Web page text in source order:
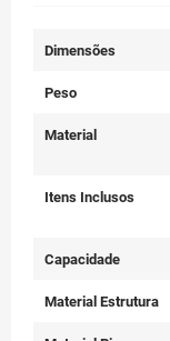
Dimensões
Peso
Material
Itens Inclusos
Capacidade
Material Estrutura